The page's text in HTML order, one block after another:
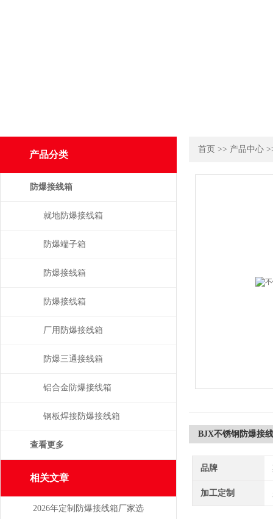
首页 >> 产品中心
BJX不锈钢防爆接
品牌
加工定制
产品分类
防爆接线箱
就地防爆接线箱
防爆端子箱
防爆接线箱
防爆接线箱
厂用防爆接线箱
防爆三通接线箱
铝合金防爆接线箱
钢板焊接防爆接线箱
查看更多
相关文章
2026年定制防爆接线箱厂家选